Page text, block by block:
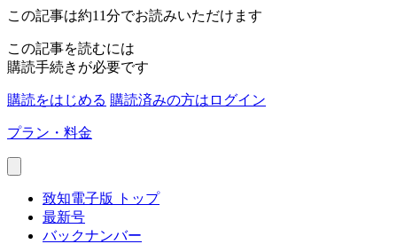
この記事は約11分でお読みいただけます
この記事を読むには
購読手続きが必要です
購読をはじめる 購読済みの方はログイン
プラン・料金
致知電子版 トップ
最新号
バックナンバー